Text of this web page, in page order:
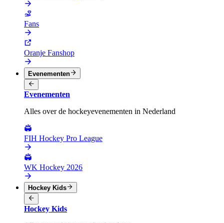
Fans
Oranje Fanshop
Evenementen
Evenementen
Alles over de hockeyevenementen in Nederland
FIH Hockey Pro League
WK Hockey 2026
Hockey Kids
Hockey Kids